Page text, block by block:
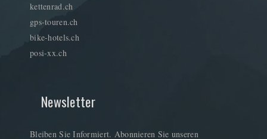
kettenrad.ch
gps-touren.ch
bike-hotels.ch
posi-xx.ch
Newsletter
Bleiben Sie Informiert. Abonnieren Sie unseren